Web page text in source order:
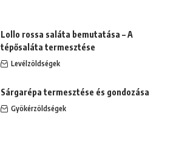
Lollo rossa saláta bemutatása – A
tépősaláta termesztése
Levélzöldségek
Sárgarépa termesztése és gondozása
Gyökérzöldségek